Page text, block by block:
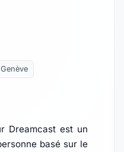
Genève
Dreamcast est un
basé sur le